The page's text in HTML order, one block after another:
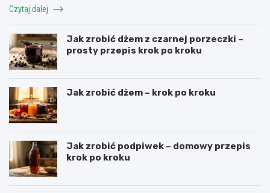
Czytaj dalej
Jak zrobić dżem z czarnej porzeczki –
prosty przepis krok po kroku
Jak zrobić dżem – krok po kroku
Jak zrobić podpiwek – domowy przepis
krok po kroku